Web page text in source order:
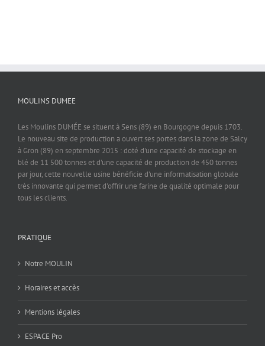
MOULINS DUMEE
Les Moulins DUMÉE se situent à Sens (89) en Bourgogne depuis 1703.
Le nouveau site de production a ouvert ses portes dans la zone de Salcy
à Gron (89) en septembre 2015 : doté d'une capacité de stockage en
blé de 11 500 tonnes et d'une capacité de production de 450 tonnes
par jour, cette nouvelle usine bénéficie d'une informatisation globale
très innovante qui permet d'offrir une farine de qualité optimale pour
tous les clients.
PRATIQUE
Notre MOULIN
Horaires et accès
Mentions légales
ESPACE Pro